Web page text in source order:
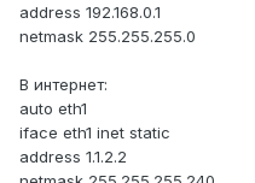
address 192.168.0.1
netmask 255.255.255.0
В интернет:
auto eth1
iface eth1 inet static
address 1.1.2.2